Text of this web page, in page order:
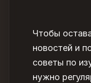
Чтобы
новостей и
советы по
нужно